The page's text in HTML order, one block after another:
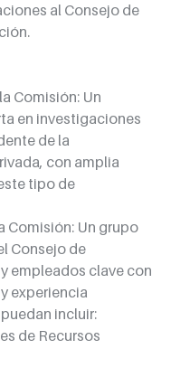
al Consejo de
Comisión: Un
en investigaciones
de la
con amplia
tipo de
Comisión: Un grupo
Consejo de
empleados clave con
experiencia
incluir: